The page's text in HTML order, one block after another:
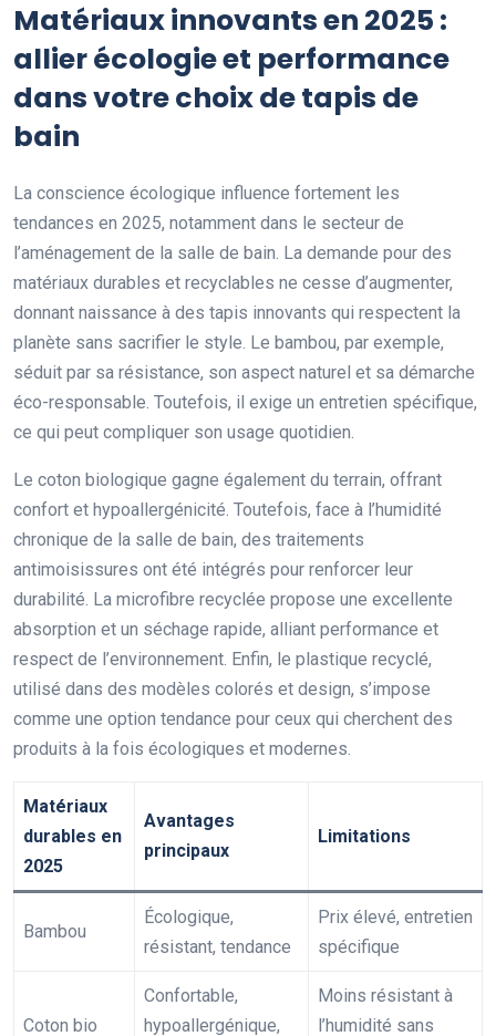
Matériaux innovants en 2025 :
allier écologie et performance
dans votre choix de tapis de
bain
La conscience écologique influence fortement les
tendances en 2025, notamment dans le secteur de
l’aménagement de la salle de bain. La demande pour des
matériaux durables et recyclables ne cesse d’augmenter,
donnant naissance à des tapis innovants qui respectent la
planète sans sacrifier le style. Le bambou, par exemple,
séduit par sa résistance, son aspect naturel et sa démarche
éco-responsable. Toutefois, il exige un entretien spécifique,
ce qui peut compliquer son usage quotidien.
Le coton biologique gagne également du terrain, offrant
confort et hypoallergénicité. Toutefois, face à l’humidité
chronique de la salle de bain, des traitements
antimoisissures ont été intégrés pour renforcer leur
durabilité. La microfibre recyclée propose une excellente
absorption et un séchage rapide, alliant performance et
respect de l’environnement. Enfin, le plastique recyclé,
utilisé dans des modèles colorés et design, s’impose
comme une option tendance pour ceux qui cherchent des
produits à la fois écologiques et modernes.
Matériaux
durables en
2025
Avantages
principaux
Limitations
Bambou
Écologique,
résistant, tendance
Prix élevé, entretien
spécifique
Coton bio
Confortable,
hypoallergénique,
Moins résistant à
l’humidité sans